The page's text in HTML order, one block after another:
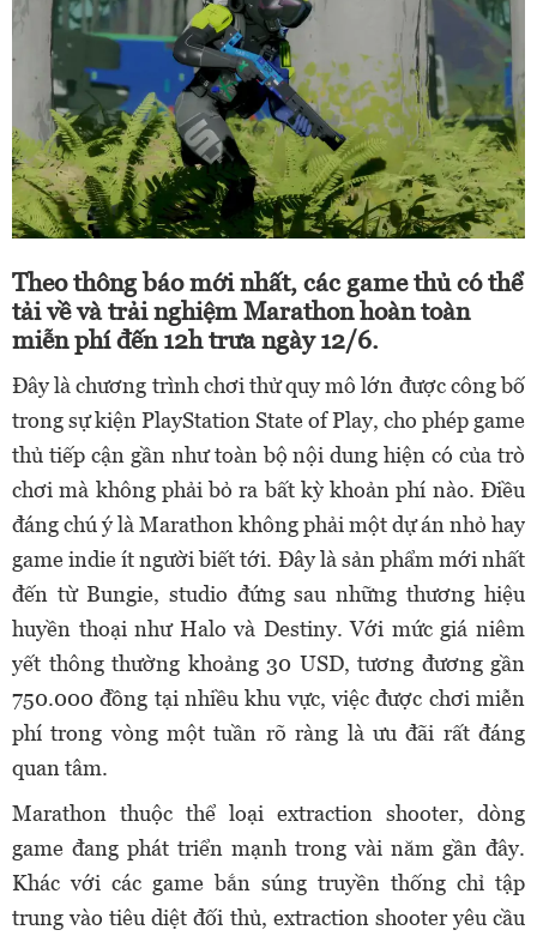
Theo thông báo mới nhất, các game thủ có thể
tải về và trải nghiệm Marathon hoàn toàn
miễn phí đến 12h trưa ngày 12/6.
Đây là chương trình chơi thử quy mô lớn được công bố
trong sự kiện PlayStation State of Play, cho phép game
thủ tiếp cận gần như toàn bộ nội dung hiện có của trò
chơi mà không phải bỏ ra bất kỳ khoản phí nào. Điều
đáng chú ý là Marathon không phải một dự án nhỏ hay
game indie ít người biết tới. Đây là sản phẩm mới nhất
đến từ Bungie, studio đứng sau những thương hiệu
huyền thoại như Halo và Destiny. Với mức giá niêm
yết thông thường khoảng 30 USD, tương đương gần
750.000 đồng tại nhiều khu vực, việc được chơi miễn
phí trong vòng một tuần rõ ràng là ưu đãi rất đáng
quan tâm.
Marathon thuộc thể loại extraction shooter, dòng
game đang phát triển mạnh trong vài năm gần đây.
Khác với các game bắn súng truyền thống chỉ tập
trung vào tiêu diệt đối thủ, extraction shooter yêu cầu